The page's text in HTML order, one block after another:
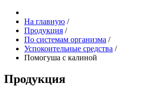
На главную /
Продукция /
По системам организма /
Успокоительные средства /
Помогуша с калиной
Продукция